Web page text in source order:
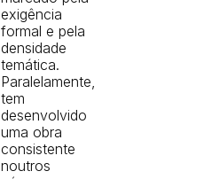
exigência
formal e pela
densidade
temática.
Paralelamente,
tem
desenvolvido
uma obra
consistente
noutros